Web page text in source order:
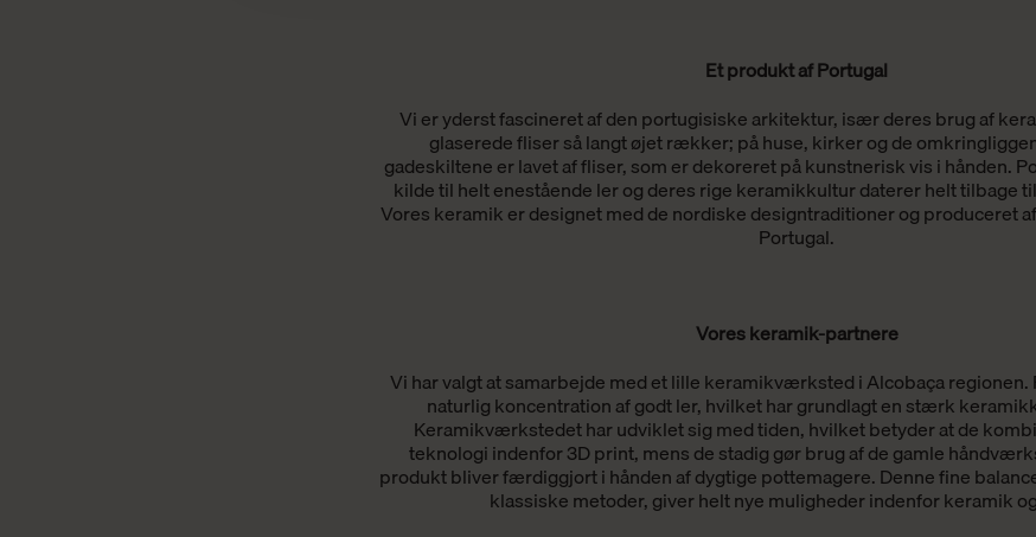
Et produkt af Portugal
Vi er yderst fascineret af den portugisiske arkitektur, især deres brug af
glaserede fliser så langt øjet rækker; på huse, kirker og de
gadeskiltene er lavet af fliser, som er dekoreret på kunstnerisk vis i hånden.
kilde til helt enestående ler og deres rige keramikkultur daterer helt tilbage
Vores keramik er designet med de nordiske designtraditioner og produceret
Portugal.
Vores keramik-partnere
Vi har valgt at samarbejde med et lille keramikværksted i Alcobaça regionen.
naturlig koncentration af godt ler, hvilket har grundlagt en stærk
Keramikværkstedet har udviklet sig med tiden, hvilket betyder at de
teknologi indenfor 3D print, mens de stadig gør brug af de gamle
produkt bliver færdiggjort i hånden af dygtige pottemagere. Denne fine
klassiske metoder, giver helt nye muligheder indenfor keramik